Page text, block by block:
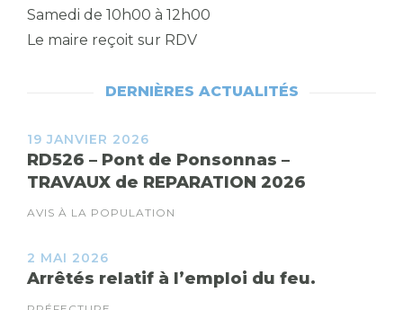
Samedi de 10h00 à 12h00
Le maire reçoit sur RDV
DERNIÈRES ACTUALITÉS
19 JANVIER 2026
RD526 – Pont de Ponsonnas –
TRAVAUX de REPARATION 2026
AVIS À LA POPULATION
2 MAI 2026
Arrêtés relatif à l’emploi du feu.